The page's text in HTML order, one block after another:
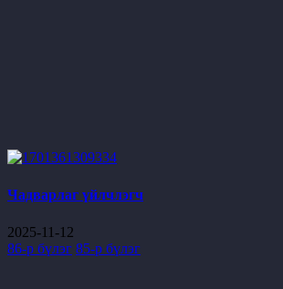
Чадварлаг үйлчлэгч
2025-11-12
86-р бүлэг 85-р бүлэг